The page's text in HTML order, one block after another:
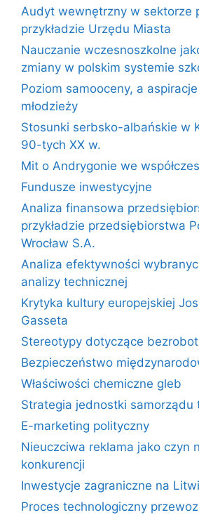
Audyt wewnętrzny w sektorze
przykładzie Urzędu Miasta
Nauczanie wczesnoszkolne
zmiany w polskim systemie
Poziom samooceny, a
młodzieży
Stosunki serbsko-albańskie w
90-tych XX w.
Mit o Andrygonie we
Fundusze inwestycyjne
Analiza finansowa
przykładzie przedsiębiorstwa
Wrocław S.A.
Analiza efektywności
analizy technicznej
Krytyka kultury europejskiej
Gasseta
Stereotypy dotyczące
Bezpieczeństwo
Właściwości chemiczne gleb
Strategia jednostki samorządu
E-marketing polityczny
Nieuczciwa reklama jako czyn
konkurencji
Inwestycje zagraniczne na
Proces technologiczny